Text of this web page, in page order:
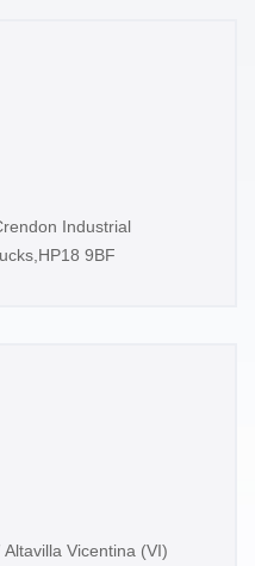
Industrial
9BF
Vicentina (VI)